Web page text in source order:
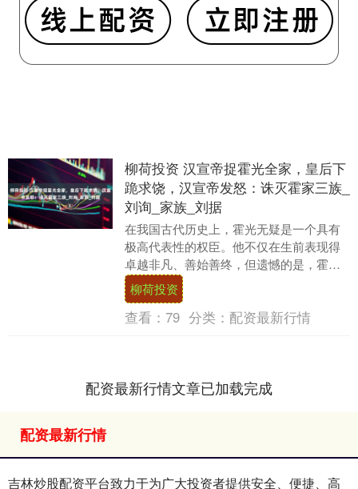
柳荷投资 汉宣帝捉霍光全家，皇后下
跪求饶，汉宣帝发怒：诛灭霍家三族_
刘询_家族_刘据
在我国古代历史上，霍光无疑是一个具有
极高代表性的权臣。他不仅在生前表现得
卓越非凡、善始善终，但遗憾的是，霍光
的去世并没有带来他应有的荣光，反而使
得他的家族迅速走....
柳荷投资
查看： 79 分类： 配资最新行情
配资最新行情文章已加载完成
配资最新行情
吉林炒股配资平台致力于为广大投资者提供安全、便捷、高